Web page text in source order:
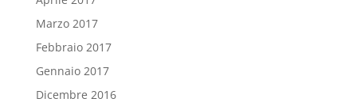
Marzo 2017
Febbraio 2017
Gennaio 2017
Dicembre 2016